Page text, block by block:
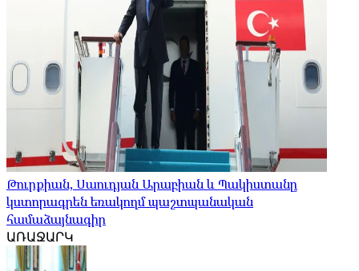
Թուրքիան, Սաուդյան Արաբիան և Պակիստանը
կստորագրեն եռակողմ պաշտպանական
համաձայնագիր
ԱՌԱՋԱՐԿ